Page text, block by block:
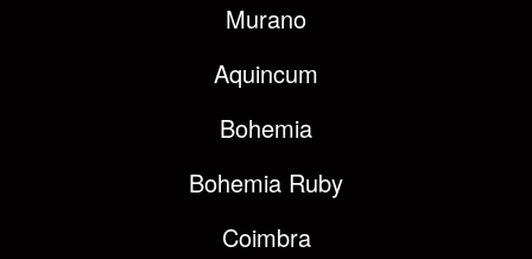
Murano
Aquincum
Bohemia
Bohemia Ruby
Coimbra